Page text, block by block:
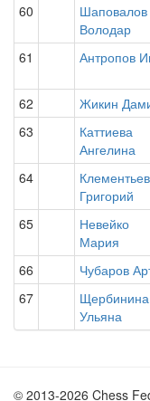
60
Шаповалов
Володар
61 Антропов
62 Жикин
63
Каттиева
Ангелина
64
Клементьев
Григорий
65
Невейко
Мария
66 Чубаров
67
Щербинина
Ульяна
© 2013-2026 Chess